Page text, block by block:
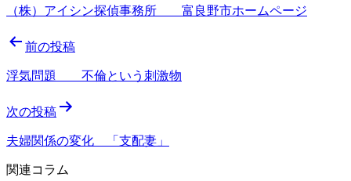
（株）アイシン探偵事務所 富良野市ホームページ
投
稿
ビ
ゲ
ー
前の投稿
浮気問題 不倫という刺激物
次の投稿
夫婦関係の変化 「支配妻」
関連コラム